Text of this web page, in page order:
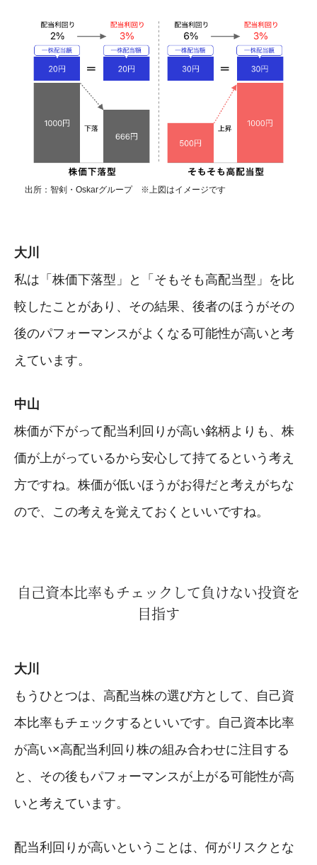
出所：智剣・Oskarグループ ※上図はイメージです
大川
私は「株価下落型」と「そもそも高配当型」を比
較したことがあり、その結果、後者のほうがその
後のパフォーマンスがよくなる可能性が高いと考
えています。
中山
株価が下がって配当利回りが高い銘柄よりも、株
価が上がっているから安心して持てるという考え
方ですね。株価が低いほうがお得だと考えがちな
ので、この考えを覚えておくといいですね。
自己資本比率もチェックして負けない投資を
目指す
大川
もうひとつは、高配当株の選び方として、自己資
本比率もチェックするといいです。自己資本比率
が高い×高配当利回り株の組み合わせに注目する
と、その後もパフォーマンスが上がる可能性が高
いと考えています。
配当利回りが高いということは、何がリスクとな